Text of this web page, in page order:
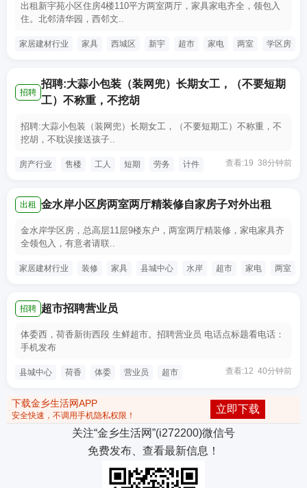
出租新宇苑小区住房4楼110平方两室两厅，家具家电齐全，领包入
住。北邻清华园，西邻文..
家居建材行业 家具 西城区 新宇 超市 家电 两室 学区房
招聘
招聘:大蒜小包装（装网兜）长期女工，（不要短期
工）不称重，不挖胡
招聘:大蒜小包装（装网兜）长期女工，（不要短期工）不称重，不
挖胡，不耽误接送孩子..
房产行业 售楼 工人 短期 劳务 计件 查看:19 38分钟前
出租 金水岸小区房两室两厅精装修自家房子对外出租
金水岸学区房，总高层11层9楼东户，两室两厅精装修，家电家具齐
全领包入，有意者请联..
家居建材行业 装修 家具 县城中心 水岸 超市 家电 两室
招聘 超市招聘营业员
体委西，荷香新街西段 生鲜超市。招聘营业员 电话点标题看电话：
手机发布
县城中心 荷香 体委 营业员 超市 查看:12 40分钟前
下载金乡生活网APP
安全快速，不调用手机隐私权限！
立即下载
关注“金乡生活网”(i272200)微信号
免费发布、查看最新信息！